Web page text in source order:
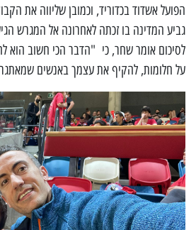
הפועל אשדוד בכדוריד, וכמובן שליווה את
גביע המדינה בו זכתה לאחרונה אל המגרש
לסיכום אומר שחר, כי "הדבר הכי חשוב הוא
על חלומות, להקיף את עצמך באנשים